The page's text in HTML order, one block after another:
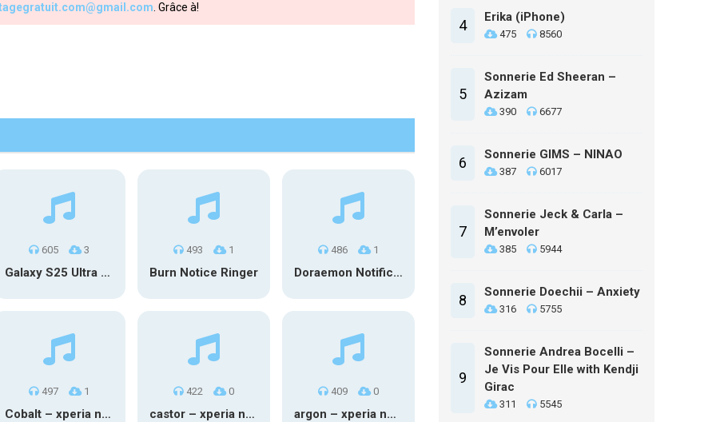
. Grâce à!
605 3
Galaxy S25 Ultra Notification Tones
493 1
Burn Notice Ringer
486 1
Doraemon Notification
497 1
Cobalt – xperia notification
422 0
castor – xperia notification tone
409 0
argon – xperia notification
4 Erika (iPhone)
475 8560
5
Sonnerie Ed Sheeran –
Azizam
390 6677
6 Sonnerie GIMS – NINAO
387 6017
7
Sonnerie Jeck & Carla –
M’envoler
385 5944
8 Sonnerie Doechii – Anxiety
316 5755
9
Sonnerie Andrea Bocelli –
Je Vis Pour Elle with Kendji
Girac
311 5545